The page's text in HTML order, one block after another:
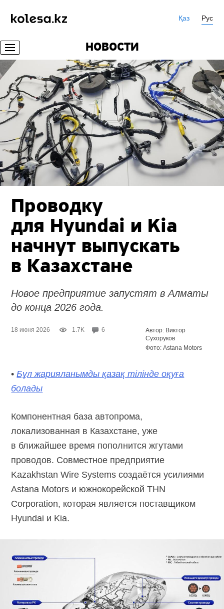
Қаз Рус
НОВОСТИ
Проводку
для Hyundai и Kia
начнут выпускать
в Казахстане
Новое предприятие запустят в Алматы
до конца 2026 года.
18 июня 2026 1.7K 6
Автор: Виктор
Сухоруков
Фото: Astana Motors
•Бұл жарияланымды қазақ тілінде оқуға
болады
Компонентная база автопрома,
локализованная в Казахстане, уже
в ближайшее время пополнится жгутами
проводов. Совместное предприятие
Kazakhstan Wire Systems создаётся усилиями
Astana Motors и южнокорейской THN
Corporation, которая является поставщиком
Hyundai и Kia.